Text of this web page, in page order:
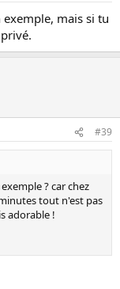
mais si tu
#39
? car chez
tout n'est pas
adorable !